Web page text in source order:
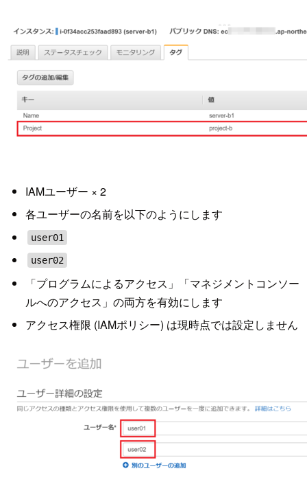
IAMユーザー × 2
各ユーザーの名前を以下のようにします
user01
user02
「プログラムによるアクセス」「マネジメントコンソー
ルへのアクセス」の両方を有効にします
アクセス権限 (IAMポリシー) は現時点では設定しません